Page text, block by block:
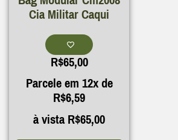
Cia Militar Caqui
R$65,00
Parcele em 12x de
R$6,59
à vistaR$65,00